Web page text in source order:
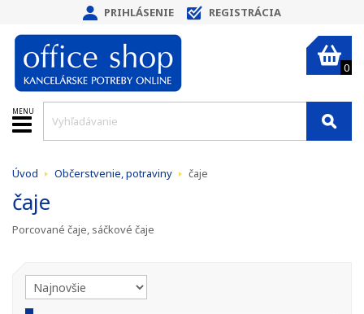
PRIHLÁSENIE REGISTRÁCIA
0
MENU
Úvod Občerstvenie, potraviny čaje
čaje
Porcované čaje, sáčkové čaje